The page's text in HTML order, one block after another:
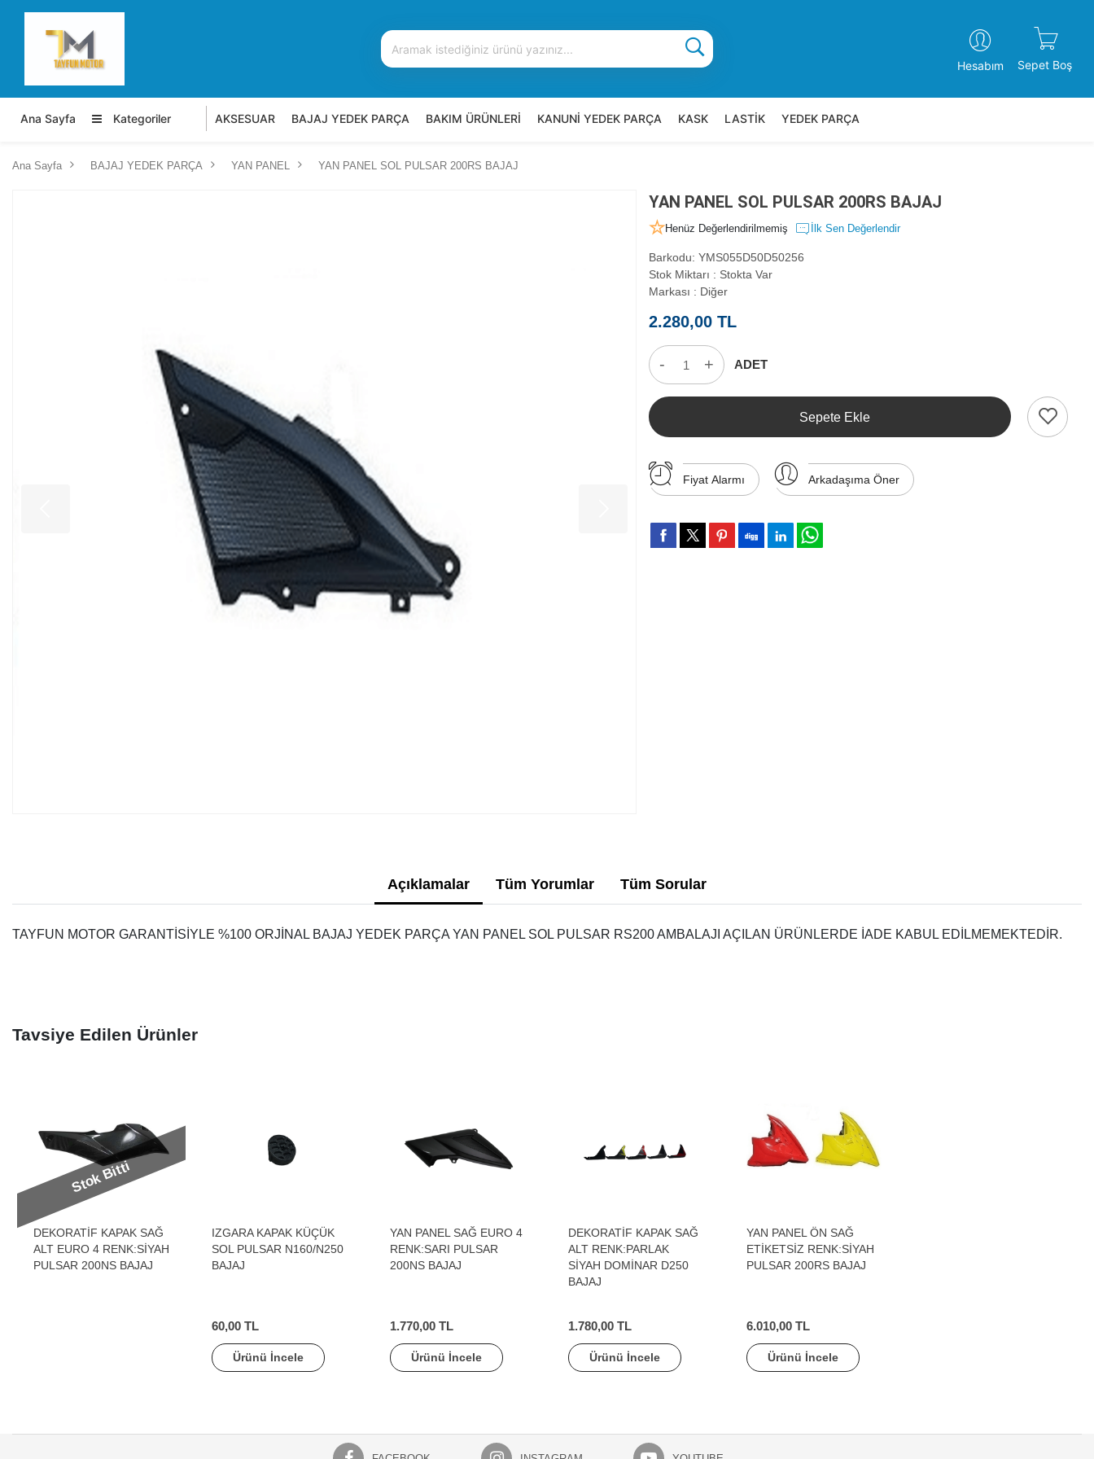
Hesabım Sepet Boş
Ana Sayfa Kategoriler AKSESUAR BAJAJ YEDEK PARÇA BAKIM ÜRÜNLERİ KANUNİ YEDEK PARÇA KASK LASTİK YEDEK PARÇA
Ana Sayfa BAJAJ YEDEK PARÇA YAN PANEL YAN PANEL SOL PULSAR 200RS BAJAJ
YAN PANEL SOL PULSAR 200RS BAJAJ
Henüz Değerlendirilmemiş İlk Sen Değerlendir
Barkodu: YMS055D50D50256
Stok Miktarı : Stokta Var
Markası : Diğer
2.280,00 TL
- + ADET
Sepete Ekle
Fiyat Alarmı Arkadaşıma Öner
Açıklamalar Tüm Yorumlar Tüm Sorular
TAYFUN MOTOR GARANTİSİYLE %100 ORJİNAL BAJAJ YEDEK PARÇA YAN PANEL SOL PULSAR RS200 AMBALAJI AÇILAN ÜRÜNLERDE İADE KABUL EDİLMEMEKTEDİR.
Tavsiye Edilen Ürünler
Stok Bitti
DEKORATİF KAPAK SAĞ
ALT EURO 4 RENK:SİYAH
PULSAR 200NS BAJAJ
IZGARA KAPAK KÜÇÜK
SOL PULSAR N160/N250
BAJAJ
60,00 TL
Ürünü İncele
YAN PANEL SAĞ EURO 4
RENK:SARI PULSAR
200NS BAJAJ
1.770,00 TL
Ürünü İncele
DEKORATİF KAPAK SAĞ
ALT RENK:PARLAK
SİYAH DOMİNAR D250
BAJAJ
1.780,00 TL
Ürünü İncele
YAN PANEL ÖN SAĞ
ETİKETSİZ RENK:SİYAH
PULSAR 200RS BAJAJ
6.010,00 TL
Ürünü İncele